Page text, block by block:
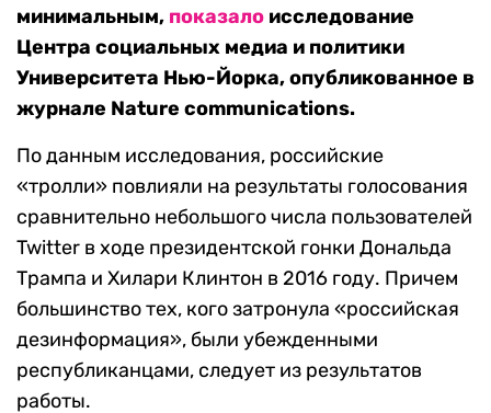
минимальным, показало исследование
Центра социальных медиа и политики
Университета Нью-Йорка, опубликованное в
журнале Nature communications.
По данным исследования, российские
«тролли» повлияли на результаты голосования
сравнительно небольшого числа пользователей
Twitter в ходе президентской гонки Дональда
Трампа и Хилари Клинтон в 2016 году. Причем
большинство тех, кого затронула «российская
дезинформация», были убежденными
республиканцами, следует из результатов
работы.